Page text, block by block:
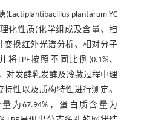
plantarum YC
理化性质(化学组成及含量、扫
变换红外光谱分析、相对分子
LPE按照不同比例(0.1%、
对发酵乳发酵及冷藏过程中理
性以及质构特性进行测定。
为67.94%，蛋白质含量为